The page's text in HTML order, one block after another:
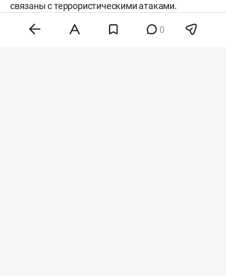
связаны с террористическими атаками.
Судже, Курске и десятках населенных пунктов
0